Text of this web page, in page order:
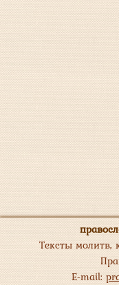
Тексты молитв,
E-mail: